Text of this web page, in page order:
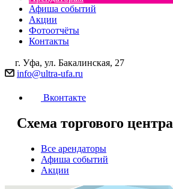
Афиша событий
Акции
Фотоотчёты
Контакты
г. Уфа, ул. Бакалинская, 27
info@ultra-ufa.ru
Вконтакте
Схема торгового центра
Все арендаторы
Афиша событий
Акции